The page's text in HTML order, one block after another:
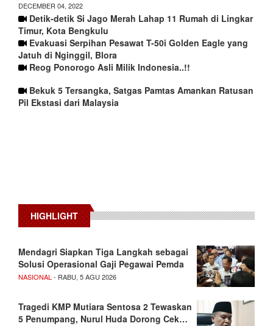
DECEMBER 04, 2022
Detik-detik Si Jago Merah Lahap 11 Rumah di Lingkar
Timur, Kota Bengkulu
Evakuasi Serpihan Pesawat T-50i Golden Eagle yang
Jatuh di Nginggil, Blora
Reog Ponorogo Asli Milik Indonesia..!!
Bekuk 5 Tersangka, Satgas Pamtas Amankan Ratusan
Pil Ekstasi dari Malaysia
HIGHLIGHT
Mendagri Siapkan Tiga Langkah sebagai
Solusi Operasional Gaji Pegawai Pemda
NASIONAL - RABU, 5 AGU 2026
Tragedi KMP Mutiara Sentosa 2 Tewaskan
5 Penumpang, Nurul Huda Dorong Cek…